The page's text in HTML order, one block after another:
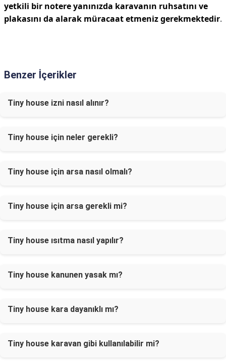
yetkili bir notere yanınızda karavanın ruhsatını ve
plakasını da alarak müracaat etmeniz gerekmektedir.
Benzer İçerikler
Tiny house izni nasıl alınır?
Tiny house için neler gerekli?
Tiny house için arsa nasıl olmalı?
Tiny house için arsa gerekli mi?
Tiny house ısıtma nasıl yapılır?
Tiny house kanunen yasak mı?
Tiny house kara dayanıklı mı?
Tiny house karavan gibi kullanılabilir mi?